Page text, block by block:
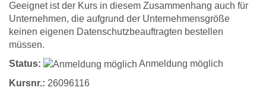
Geeignet ist der Kurs in diesem Zusammenhang auch für
Unternehmen, die aufgrund der Unternehmensgröße
keinen eigenen Datenschutzbeauftragten bestellen
müssen.
Status:
Anmeldung möglich
Kursnr.: 26096116